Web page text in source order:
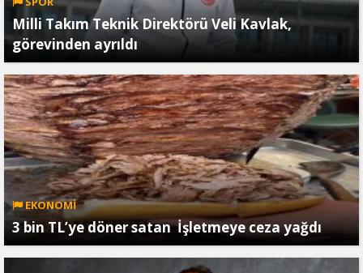
Milli Takım Teknik Direktörü Veli Kavlak,
görevinden ayrıldı
EKONOMİ
3 bin TL’ye döner satan İşletmeye ceza yağdı